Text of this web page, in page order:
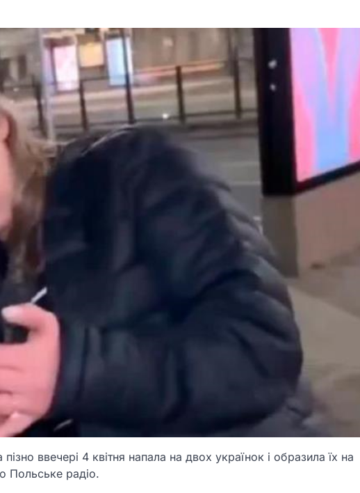
ввечері 4 квітня напала на двох українок і образила їх на
Польське радіо.